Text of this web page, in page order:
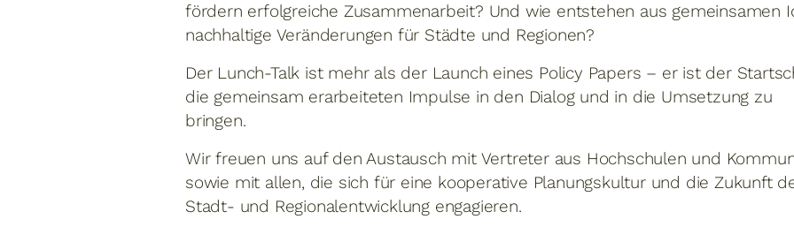
fördern erfolgreiche Zusammenarbeit? Und wie entstehen aus gemeinsamen
nachhaltige Veränderungen für Städte und Regionen?
Der Lunch-Talk ist mehr als der Launch eines Policy Papers – er ist der
die gemeinsam erarbeiteten Impulse in den Dialog und in die Umsetzung zu
bringen.
Wir freuen uns auf den Austausch mit Vertreter aus Hochschulen und
sowie mit allen, die sich für eine kooperative Planungskultur und die Zukunft
Stadt- und Regionalentwicklung engagieren.